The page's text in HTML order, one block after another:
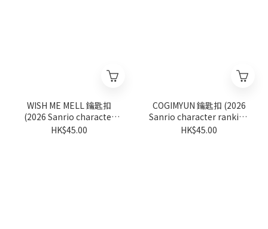
WISH ME MELL 鑰匙扣
(2026 Sanrio character
ranking系列)
HK$45.00
COGIMYUN 鑰匙扣 (2026
Sanrio character ranking
系列)
HK$45.00